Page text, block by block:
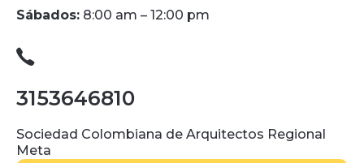
Sábados: 8:00 am – 12:00 pm
3153646810
Sociedad Colombiana de Arquitectos Regional
Meta